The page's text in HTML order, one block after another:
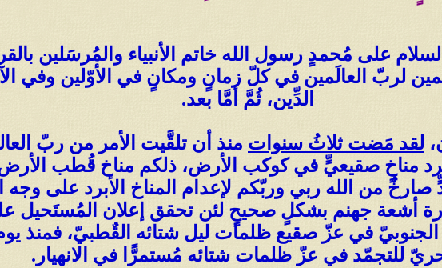
على مُحمدٍ رسول الله خاتم الأنبياء والمُرسَلين
لربّ العالَمين في كلّ زمانٍ ومكانٍ في الأوّلين وفي
الدِّين، ثُمَّ أمَّا بعد.
لقد مَضت ثلاثُ سنوات منذ أن تلقَّيت الأمر من ربّ
مناخٍ صقيعيٍّ في كوكب الأرض، ذلكم مناخ قُطب
من الله ربي وربّكم لإعدام المناخ الأبرد على
جهنم بشكلٍ صحيحٍ لئن تحقق إعلان المُستَحيل
في عزّ صقيع ظلمات ليل شتائه القٌطبيّ، فمنذ يوم
للتجمّد في عزّ ظلمات شتائه مُستمرًّا في الانهيار.